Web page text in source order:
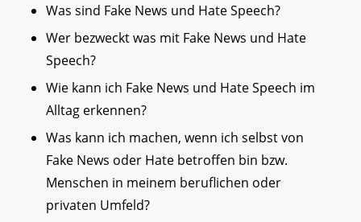
Was sind Fake News und Hate Speech?
Wer bezweckt was mit Fake News und Hate
Speech?
Wie kann ich Fake News und Hate Speech im
Alltag erkennen?
Was kann ich machen, wenn ich selbst von
Fake News oder Hate betroffen bin bzw.
Menschen in meinem beruflichen oder
privaten Umfeld?